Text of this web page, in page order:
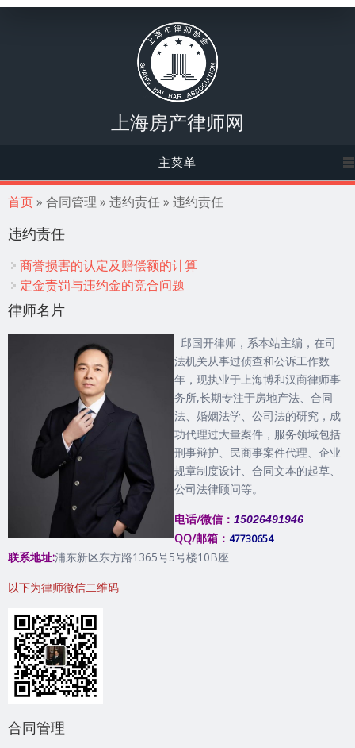
上海房产律师网
主菜单
你在这里
首页» 合同管理 » 违约责任 » 违约责任
违约责任
商誉损害的认定及赔偿额的计算
定金责罚与违约金的竞合问题
律师名片
邱国开律师，系本站主编，在司
法机关从事过侦查和公诉工作数
年，现执业于上海博和汉商律师事
务所,长期专注于房地产法、合同
法、婚姻法学、公司法的研究，成
功代理过大量案件，服务领域包括
刑事辩护、民商事案件代理、企业
规章制度设计、合同文本的起草、
公司法律顾问等。
电话/微信： 15026491946
QQ/邮箱： 47730654
联系地址:浦东新区东方路1365号5号楼10B座
以下为律师微信二维码
合同管理